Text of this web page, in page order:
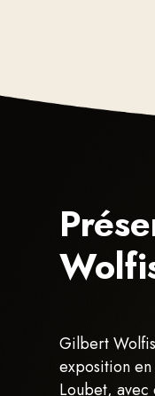
Gilbert
exposition
Loubet, avec